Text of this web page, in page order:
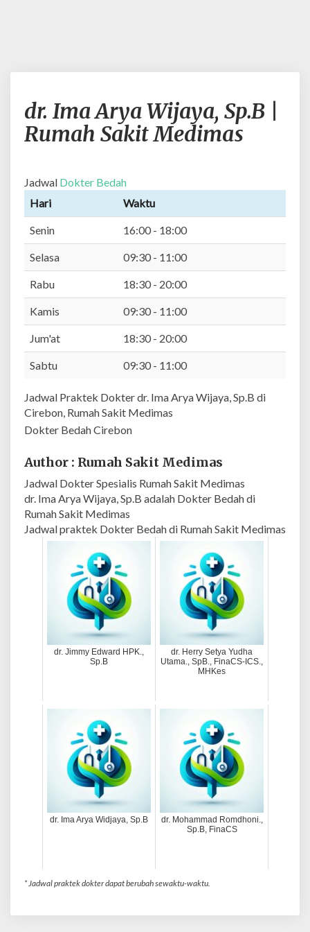
r
.
I
y
a
W
i
a
y
a
,
S
p
B
|
m
h
S
k
m
dr. Ima Arya Wijaya, Sp.B |
Rumah Sakit Medimas
Jadwal Dokter Bedah
Hari
Waktu
Senin 16:00 - 18:00
Selasa 09:30 - 11:00
Rabu 18:30 - 20:00
Kamis 09:30 - 11:00
Jum'at 18:30 - 20:00
Sabtu 09:30 - 11:00
Jadwal Praktek Dokter dr. Ima Arya Wijaya, Sp.B di
Cirebon, Rumah Sakit Medimas
Dokter Bedah Cirebon
Author : Rumah Sakit Medimas
Jadwal Dokter Spesialis Rumah Sakit Medimas
dr. Ima Arya Wijaya, Sp.B adalah Dokter Bedah di
Rumah Sakit Medimas
Jadwal praktek Dokter Bedah di Rumah Sakit Medimas
dr. Jimmy Edward HPK.,
Sp.B
dr. Herry Setya Yudha
Utama., SpB., FinaCS-ICS.,
MHKes
dr. Ima Arya Widjaya, Sp.B
dr. Mohammad Romdhoni.,
Sp.B, FinaCS
* Jadwal praktek dokter dapat berubah sewaktu-waktu.